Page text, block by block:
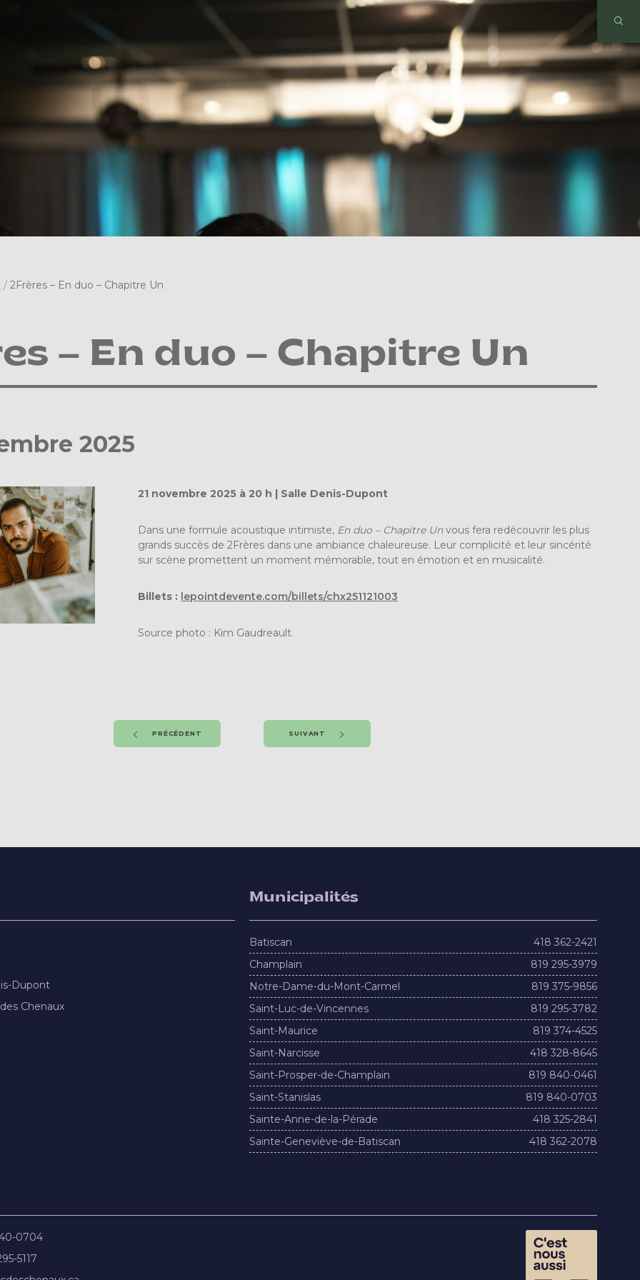
/ 2Frères – En duo – Chapitre Un
– En duo – Chapitre Un
2025
21 novembre 2025 à 20 h | Salle Denis-Dupont
Dans une formule acoustique intimiste, En duo – Chapitre Unvous fera redécouvrir les plus
grands succès de 2Frères dans une ambiance chaleureuse. Leur complicité et leur sincérité
sur scène promettent un moment mémorable, tout en émotion et en musicalité.
Billets : lepointdevente.com/billets/chx251121003
Source photo : Kim Gaudreault.
PRÉCÉDENT SUIVANT
Dupont
Chenaux
Municipalités
Batiscan
418 362-2421
Champlain
819 295-3979
Notre-Dame-du-Mont-Carmel
819 375-9856
Saint-Luc-de-Vincennes
819 295-3782
Saint-Maurice
819 374-4525
Saint-Narcisse
418 328-8645
Saint-Prosper-de-Champlain
819 840-0461
Saint-Stanislas
819 840-0703
Sainte-Anne-de-la-Pérade
418 325-2841
Sainte-Geneviève-de-Batiscan
418 362-2078
0704
5117